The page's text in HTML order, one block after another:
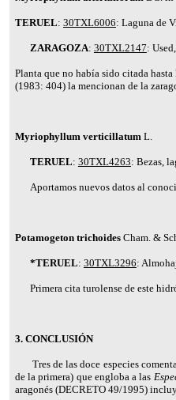
TERUEL: 30TXL6006: Laguna de
ZARAGOZA: 30TXL2147:
Planta que no había sido citada
(1983: 404) la mencionan de la
Myriophyllum verticillatum L.
TERUEL: 30TXL4263: Bezas,
Aportamos nuevos datos al
Potamogeton trichoides Cham. &
*TERUEL: 30TXL3296:
Primera cita turolense de este
3. CONCLUSIÓN
Tres de las doce especies
de la primera) que engloba a las
aragonés (DECRETO 49/1995)